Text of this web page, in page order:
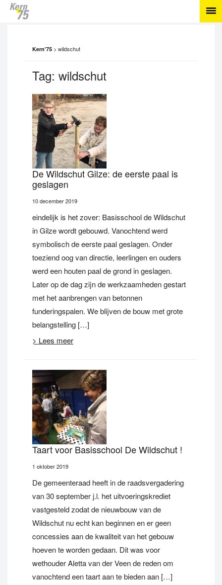
Kern'75 > wildschut
Tag: wildschut
De Wildschut Gilze: de eerste paal is
geslagen
10 december 2019
eindelijk is het zover: Basisschool de Wildschut
in Gilze wordt gebouwd. Vanochtend werd
symbolisch de eerste paal geslagen. Onder
toeziend oog van directie, leerlingen en ouders
werd een houten paal de grond in geslagen.
Later op de dag zijn de werkzaamheden gestart
met het aanbrengen van betonnen
funderingspalen. We blijven de bouw met grote
belangstelling […]
> Lees meer
Taart voor Basisschool De Wildschut !
1 oktober 2019
De gemeenteraad heeft in de raadsvergadering
van 30 september j.l. het uitvoeringskrediet
vastgesteld zodat de nieuwbouw van de
Wildschut nu echt kan beginnen en er geen
concessies aan de kwaliteit van het gebouw
hoeven te worden gedaan. Dit was voor
wethouder Aletta van der Veen de reden om
vanochtend een taart aan te bieden aan […]